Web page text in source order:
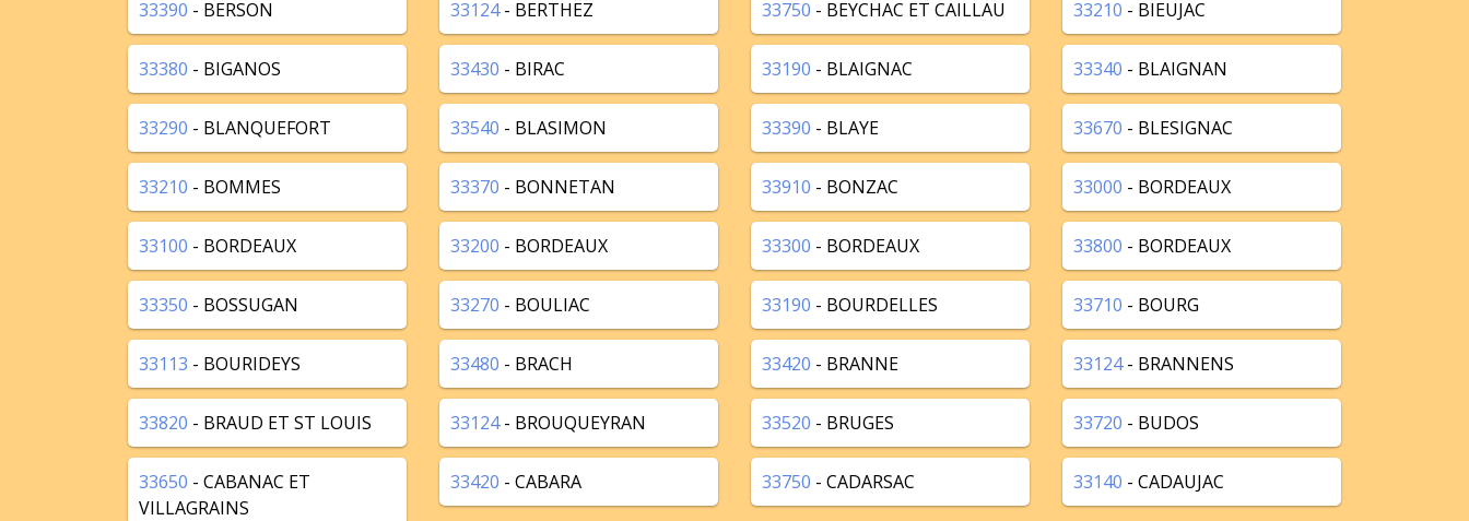
33390 - BERSON 33124- BERTHEZ 33750 - BEYCHAC ET CAILLAU 33210 - BIEUJAC
33380 - BIGANOS 33430 - BIRAC 33190 - BLAIGNAC 33340 - BLAIGNAN
33290 - BLANQUEFORT 33540 - BLASIMON 33390 - BLAYE 33670 - BLESIGNAC
33210 - BOMMES 33370 - BONNETAN 33910 - BONZAC 33000 - BORDEAUX
33100 - BORDEAUX 33200 - BORDEAUX 33300 - BORDEAUX 33800 - BORDEAUX
33350 - BOSSUGAN 33270 - BOULIAC 33190 - BOURDELLES 33710 - BOURG
33113 - BOURIDEYS 33480 - BRACH 33420 - BRANNE 33124- BRANNENS
33820 - BRAUD ET ST LOUIS 33124- BROUQUEYRAN 33520 - BRUGES 33720 - BUDOS
33650 - CABANAC ET
VILLAGRAINS
33420 - CABARA 33750 - CADARSAC 33140 - CADAUJAC